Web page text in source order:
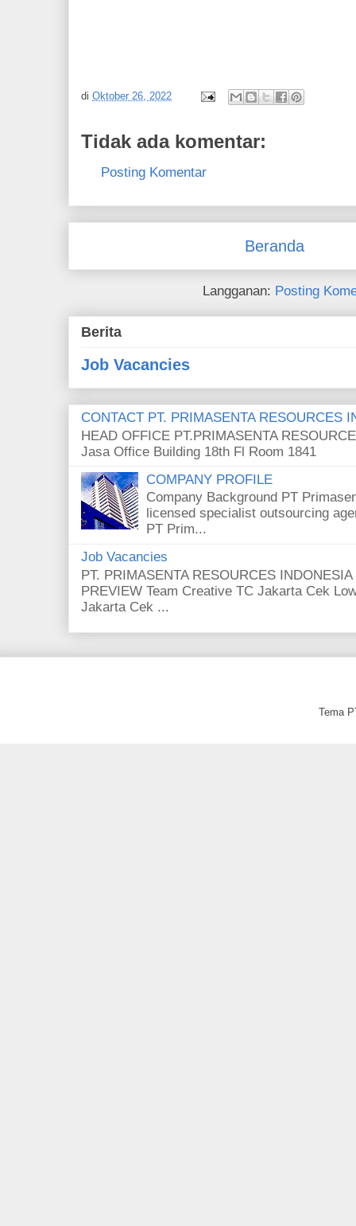
di Oktober 26, 2022
Tidak ada komentar:
Posting Komentar
Beranda
Langganan: Posting
Berita
Job Vacancies
CONTACT PT. PRIMASENTA RESOURCES
HEAD OFFICE PT.PRIMASENTA
Jasa Office Building 18th Fl Room
COMPANY PROFILE
Company Background PT
licensed specialist outsourcing
PT Prim...
Job Vacancies
PT. PRIMASENTA RESOURCES
PREVIEW Team Creative TC Jakarta Cek
Jakarta Cek ...
Tema